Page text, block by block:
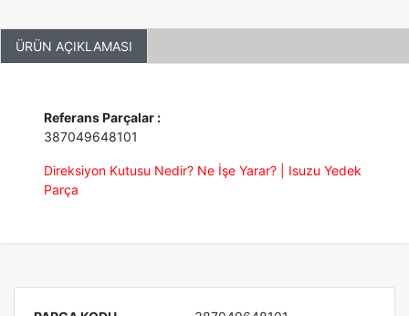
ÜRÜN AÇIKLAMASI
Referans Parçalar :
387049648101
Direksiyon Kutusu Nedir? Ne İşe Yarar? | Isuzu Yedek
Parça